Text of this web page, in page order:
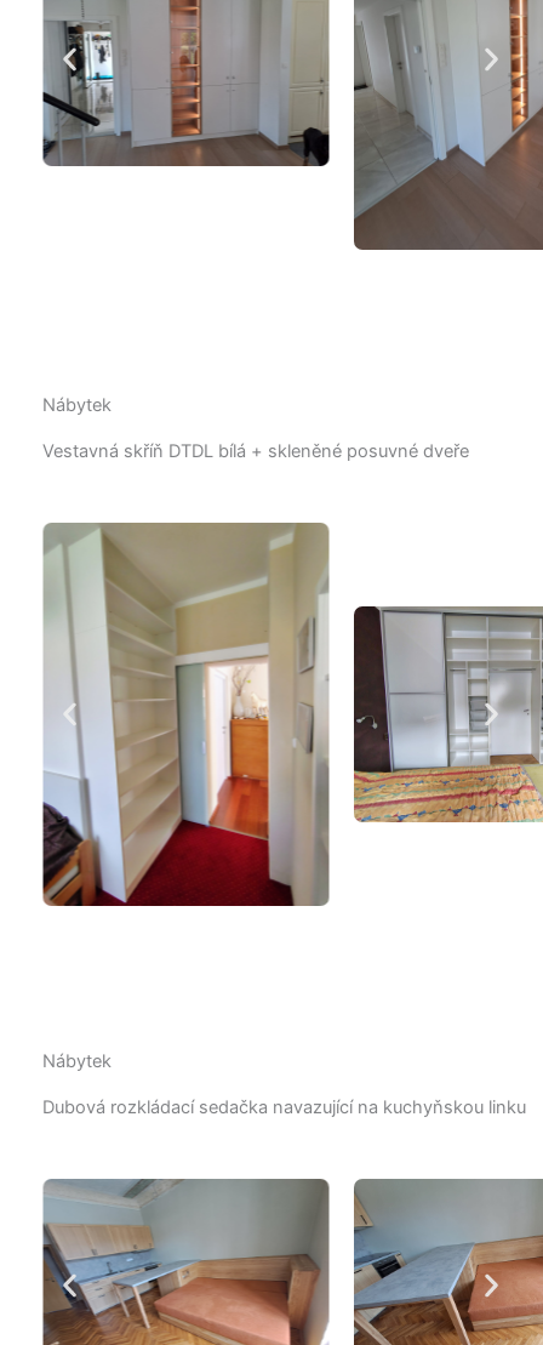
Nábytek
Vestavná skříň DTDL bílá + skleněné posuvné dveře
Nábytek
Dubová rozkládací sedačka navazující na kuchyňskou linku